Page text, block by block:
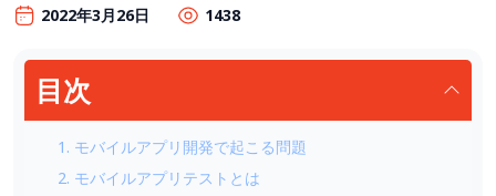
2022年3月26日 1438
目次
1. モバイルアプリ開発で起こる問題
2. モバイルアプリテストとは